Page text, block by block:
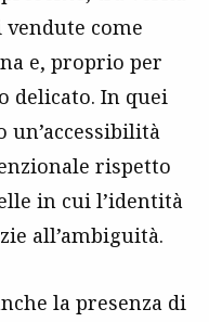
come
e, proprio per
delicato. In quei
rispetto
in cui l’identità
all’ambiguità.
la presenza di